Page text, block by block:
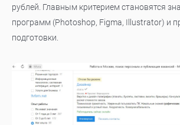
рублей. Главным критерием становятся
программ (Photoshop, Figma, Illustrator) и
подготовки.